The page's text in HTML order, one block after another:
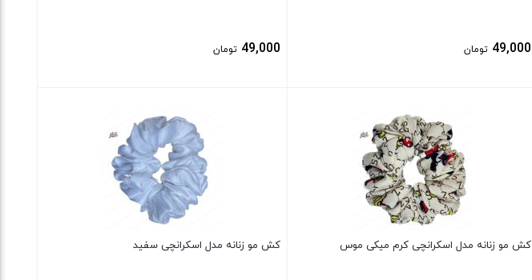
49,000 تومان 49,000 تومان
کش مو زنانه مدل اسکرانچی کرم میکی موس کش مو زنانه مدل اسکرانچی سفید